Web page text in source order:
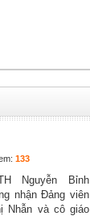
133
Nguyễn Bỉnh
nhận Đảng viên
Nhẫn và cô giáo